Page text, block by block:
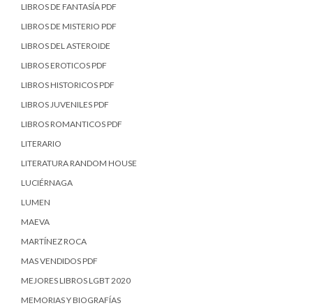
LIBROS DE FANTASÍA PDF
LIBROS DE MISTERIO PDF
LIBROS DEL ASTEROIDE
LIBROS EROTICOS PDF
LIBROS HISTORICOS PDF
LIBROS JUVENILES PDF
LIBROS ROMANTICOS PDF
LITERARIO
LITERATURA RANDOM HOUSE
LUCIÉRNAGA
LUMEN
MAEVA
MARTÍNEZ ROCA
MAS VENDIDOS PDF
MEJORES LIBROS LGBT 2020
MEMORIAS Y BIOGRAFÍAS